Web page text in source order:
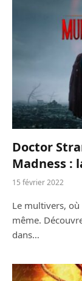
Doctor
Madness :
15 février 2022
Le multivers,
même.
dans…